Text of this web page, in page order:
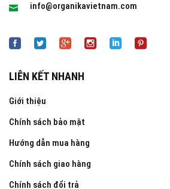
info@organikavietnam.com
LIÊN KẾT NHANH
Giới thiệu
Chính sách bảo mật
Hướng dẫn mua hàng
Chính sách giao hàng
Chính sách đổi trả